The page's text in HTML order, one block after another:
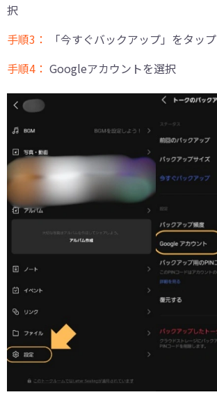
択
手順3：
「今すぐバックアップ」をタップ
手順4： Googleアカウントを選択